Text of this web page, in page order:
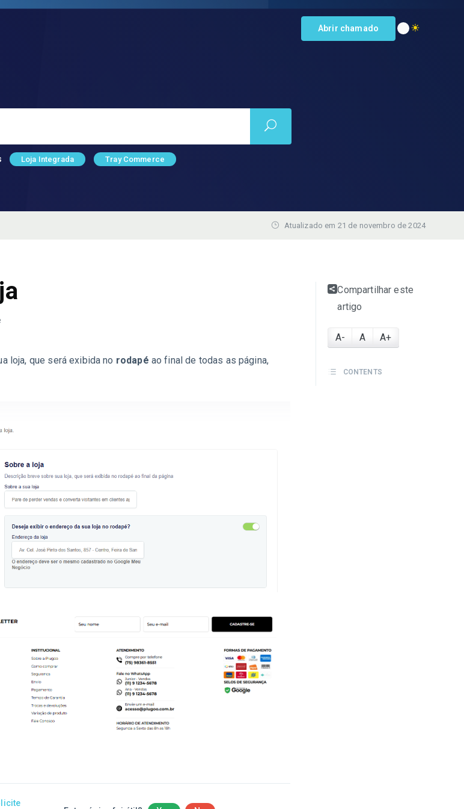
Abrir chamado
Loja Integrada Tray Commerce
Atualizado em 21 de novembro de 2024
loja, que será exibida no rodapé ao final de todas as página,
Compartilhar este
artigo
A- A A+
CONTENTS